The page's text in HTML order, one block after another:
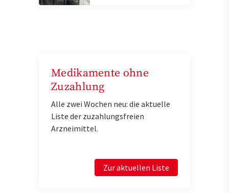
Medikamente ohne
Zuzahlung
Alle zwei Wochen neu: die aktuelle
Liste der zuzahlungsfreien
Arzneimittel.
Zur aktuellen Liste